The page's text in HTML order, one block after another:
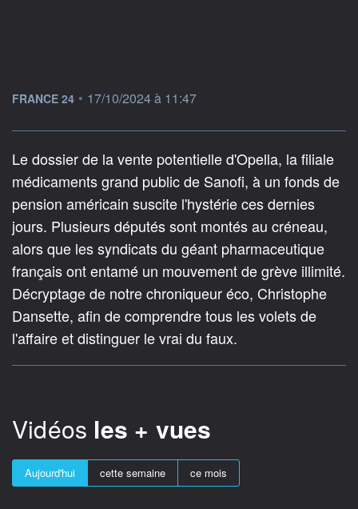
information fournie par
FRANCE 24 • 17/10/2024 à 11:47
Le dossier de la vente potentielle d'Opella, la filiale
médicaments grand public de Sanofi, à un fonds de
pension américain suscite l'hystérie ces dernies
jours. Plusieurs députés sont montés au créneau,
alors que les syndicats du géant pharmaceutique
français ont entamé un mouvement de grève illimité.
Décryptage de notre chroniqueur éco, Christophe
Dansette, afin de comprendre tous les volets de
l'affaire et distinguer le vrai du faux.
Vidéos les + vues
Aujourd'hui cette semaine ce mois